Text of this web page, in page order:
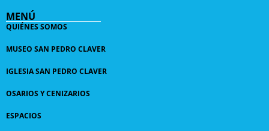
MENÚ
QUIÉNES SOMOS
MUSEO SAN PEDRO CLAVER
IGLESIA SAN PEDRO CLAVER
OSARIOS Y CENIZARIOS
ESPACIOS